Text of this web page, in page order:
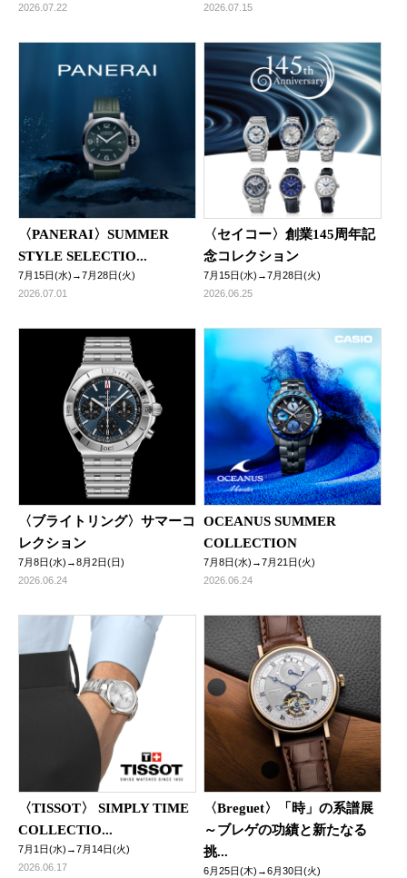
2026.07.22
2026.07.15
〈PANERAI〉SUMMER
STYLE SELECTIO...
7月15日(水)→7月28日(火)
2026.07.01
〈セイコー〉創業145周年記
念コレクション
7月15日(水)→7月28日(火)
2026.06.25
〈ブライトリング〉サマーコ
レクション
7月8日(水)→8月2日(日)
2026.06.24
OCEANUS SUMMER
COLLECTION
7月8日(水)→7月21日(火)
2026.06.24
〈TISSOT〉 SIMPLY TIME
COLLECTIO...
7月1日(水)→7月14日(火)
2026.06.17
〈Breguet〉「時」の系譜展
～ブレゲの功績と新たなる
挑...
6月25日(木)→6月30日(火)